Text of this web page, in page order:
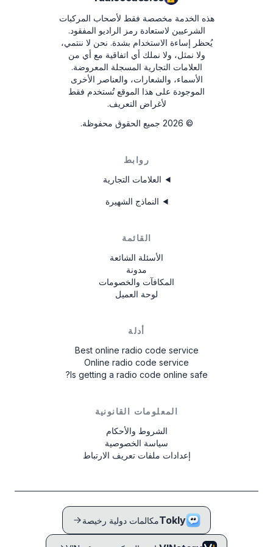
TVPQN2966H0123
T00BE174690622
E1994
АЗС023142000100003534
ANA008111
هذه الخدمة مخصصة فقط لأصحاب المركبات
الشرعيين لاستعادة رمز الراديو المفقود.
يُحظر إساءة الاستخدام بشدة. نحن لا ننتمي،
ولا نمثل، ولا نملك أي اتفاقية مع أي من
العلامات التجارية المسجلة المعروضة.
الأسماء، والشعارات، والعناصر الأخرى
الموجودة على هذا الموقع تُستخدم فقط
لأغراض التعريف.
©
2026 جميع الحقوق محفوظة.
روابط
العلامات التجارية
النماذج الشهيرة
القائمة
الأسئلة الشائعة
مدونة
المكافآت والخصومات
لوحة العميل
أدلة
Best online radio code service
Online radio code service
Is getting a radio code online safe?
المعلومات القانونية
الشروط والأحكام
سياسة الخصوصية
إعدادات ملفات تعريف الارتباط
Toklyمكالمات دولية رخيصة